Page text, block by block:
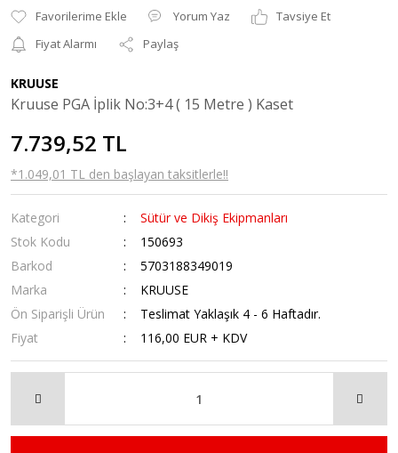
Yorum Yaz
Tavsiye Et
Fiyat Alarmı
Paylaş
KRUUSE
Kruuse PGA İplik No:3+4 ( 15 Metre ) Kaset
7.739,52 TL
*1.049,01 TL den başlayan taksitlerle!!
Kategori
Sütür ve Dikiş Ekipmanları
Stok Kodu
150693
Barkod
5703188349019
Marka
KRUUSE
Ön Siparişli Ürün
Teslimat Yaklaşık 4 - 6 Haftadır.
Fiyat
116,00 EUR + KDV